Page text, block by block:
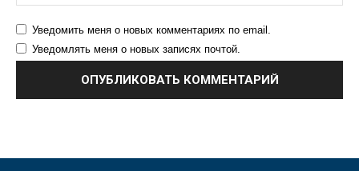
Уведомить меня о новых комментариях по email.
Уведомлять меня о новых записях почтой.